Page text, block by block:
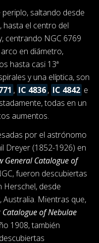
saltando desde
hasta el centro del
centrando NGC 6769
en diámetro,
hasta casi 13ª
y una elíptica, son
, IC 4836, IC 4842 e
todas en un
aumentos.
por el astrónomo
Dreyer (1852-1926) en
General Catalogue of
fueron descubiertas
Herschel, desde
Australia. Mientras que,
Catalogue of Nebulae
1908, también